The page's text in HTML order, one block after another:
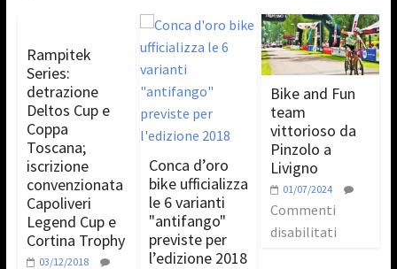
Rampitek
Series:
detrazione
Deltos Cup e
Coppa
Toscana;
iscrizione
convenzionata
Capoliveri
Legend Cup e
Cortina Trophy
03/12/2018
Conca d’oro
bike ufficializza
le 6 varianti
"antifango"
previste per
l’edizione 2018
Bike and Fun
team
vittorioso da
Pinzolo a
Livigno
01/07/2024
Commenti
disabilitati